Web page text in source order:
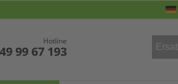
Hotline
99 67 193